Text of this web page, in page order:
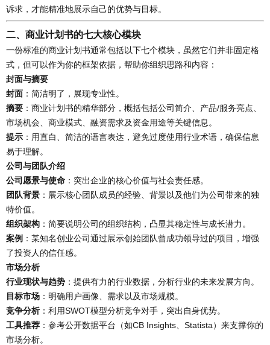
诉求，才能精准地展示自己的优势与目标。
二、商业计划书的七大核心模块
一份标准的商业计划书通常包括以下七个模块，虽然它们并非固定格
式，但可以作为你的框架依据，帮助你组织思路和内容：
封面与摘要
封面 ：简洁明了，展现专业性。
摘要 ：商业计划书的精华部分，概括包括公司简介、产品/服务亮点、
市场机会、商业模式、融资需求及资金用途等关键信息。
提示 ：用直白、简洁的语言表达，避免过度使用行业术语，确保信息
易于理解。
公司与团队介绍
公司愿景与使命 ：突出企业的核心价值与社会责任感。
团队背景 ：展示核心团队成员的经验、背景以及他们为公司带来的独
特价值。
组织架构 ：简要说明公司的组织结构，凸显其稳定性与成长潜力。
案例 ：某知名创业公司通过展示创始团队曾成功领导过的项目，增强
了投资人的信任感。
市场分析
行业现状与趋势 ：提供有力的行业数据，分析行业的未来发展方向。
目标市场 ：明确用户画像、需求以及市场规模。
竞争分析：利用SWOT模型分析竞争对手，突出自身优势。
工具推荐 ：参考公开数据平台（如CB Insights、Statista）来支撑你的
市场分析。